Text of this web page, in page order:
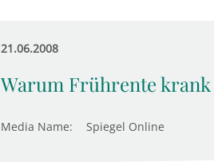
21.06.2008
Warum Frührente krank
Media Name: Spiegel Online